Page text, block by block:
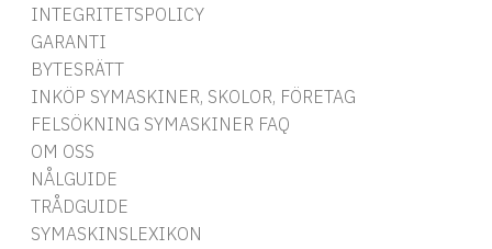
INTEGRITETSPOLICY
GARANTI
BYTESRÄTT
INKÖP SYMASKINER, SKOLOR, FÖRETAG
FELSÖKNING SYMASKINER FAQ
OM OSS
NÅLGUIDE
TRÅDGUIDE
SYMASKINSLEXIKON